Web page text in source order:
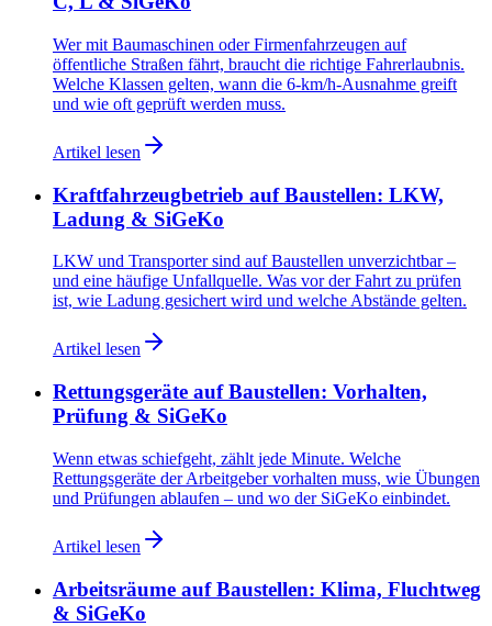
Wer mit Baumaschinen oder Firmenfahrzeugen auf
öffentliche Straßen fährt, braucht die richtige Fahrerlaubnis.
Welche Klassen gelten, wann die 6-km/h-Ausnahme greift
und wie oft geprüft werden muss.
Artikel lesen
Kraftfahrzeugbetrieb auf Baustellen: LKW,
Ladung & SiGeKo
LKW und Transporter sind auf Baustellen unverzichtbar –
und eine häufige Unfallquelle. Was vor der Fahrt zu prüfen
ist, wie Ladung gesichert wird und welche Abstände gelten.
Artikel lesen
Rettungsgeräte auf Baustellen: Vorhalten,
Prüfung & SiGeKo
Wenn etwas schiefgeht, zählt jede Minute. Welche
Rettungsgeräte der Arbeitgeber vorhalten muss, wie Übungen
und Prüfungen ablaufen – und wo der SiGeKo einbindet.
Artikel lesen
Arbeitsräume auf Baustellen: Klima, Fluchtweg
& SiGeKo